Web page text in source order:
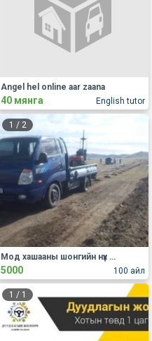
English tutor
Angel hel online aar zaana
40 мянга
1 / 2
100 айл
Мод хашааны шонгийн нүх ухаж өгнө 80118034
5000
1 / 1